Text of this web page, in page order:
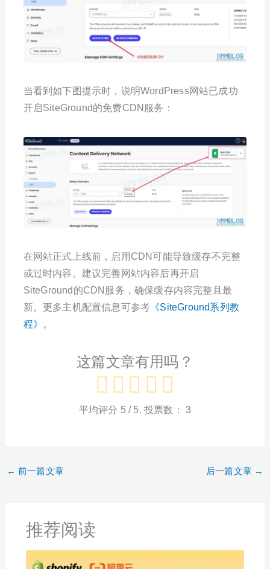
当看到如下图提示时，说明WordPress网站已成功
开启SiteGround的免费CDN服务：
在网站正式上线前，启用CDN可能导致缓存不完整
或过时内容。建议完善网站内容后再开启
SiteGround的CDN服务，确保缓存内容完整且最
新。更多主机配置信息可参考 《SiteGround系列教
程》
。
这篇文章有用吗？
平均评分 5 / 5. 投票数：3
← 前一篇文章 后一篇文章 →
推荐阅读